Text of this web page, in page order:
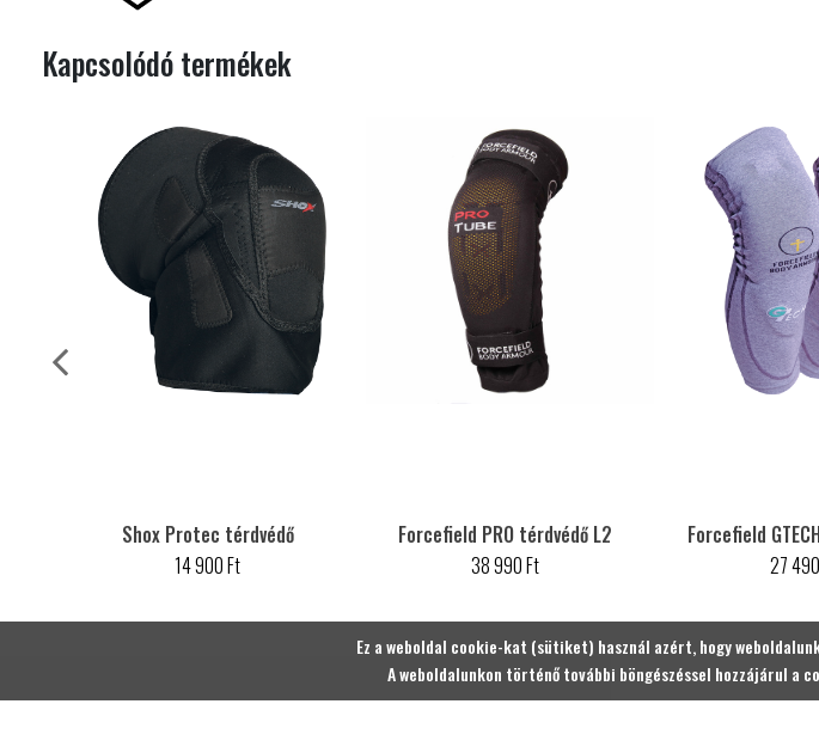
Kapcsolódó termékek
Shox Protec térdvédő
14 900 Ft
Forcefield PRO térdvédő L2
38 990 Ft
Forcefield
27
Korábban megtekintett
Ez a weboldal cookie-kat (sütiket) használ azért, hogy
A weboldalunkon történő további böngészéssel hozzájárul a